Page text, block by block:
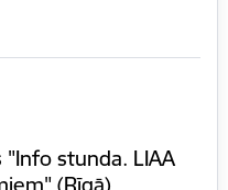
stunda. LIAA
(Rīgā)